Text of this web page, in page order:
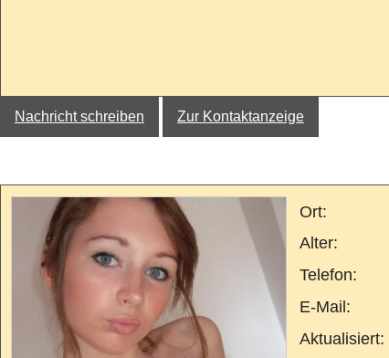
Nachricht schreiben Zur Kontaktanzeige
Ort:
Alter:
Telefon:
E-Mail:
Aktualisiert: